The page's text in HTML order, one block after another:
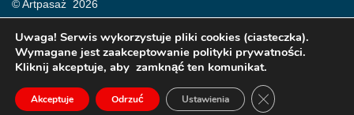
© Artpasaż 2026
Modne plakaty, obrazy, fototapety i dekoracje na ściany.
Uwaga! Serwis wykorzystuje pliki cookies (ciasteczka).
Wymagane jest zaakceptowanie polityki prywatności.
Kliknij akceptuje, aby zamknąć ten komunikat.
Akceptuje Odrzuć Ustawienia ZAMKNIJ